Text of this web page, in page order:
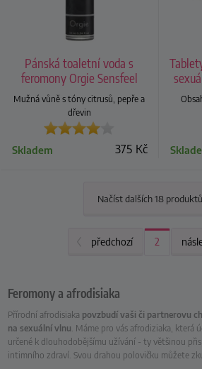
Pánská toaletní voda s
feromony Orgie Sensfeel
Mužná vůně s tóny citrusů, pepře a
dřevin
375 Kč
Skladem
Načíst dalších 18 produktů
předchozí Aktuální
2
Feromony a afrodisiaka
Přírodní afrodisiaka povzbudí vaši či partnerovu
na sexuální vlnu. Máme pro vás afrodiziaka, která
určené k dlouhodobějšímu užívání - ty většinou
intimního zdraví. Svou drahou polovičku můžete